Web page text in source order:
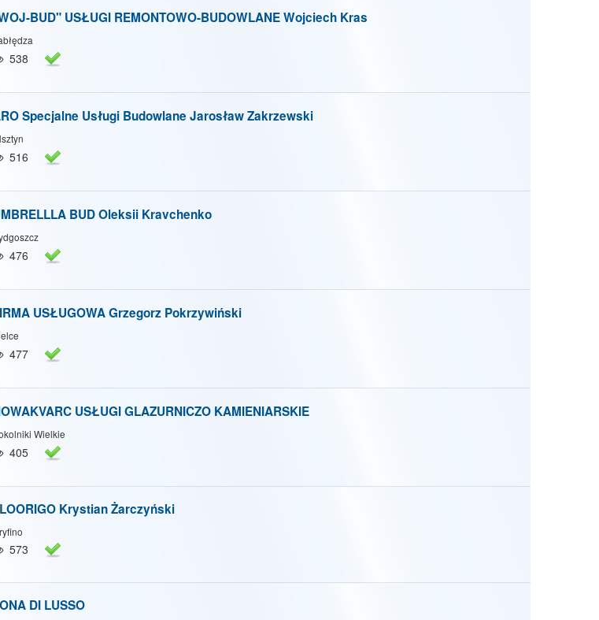
BUD" USŁUGI REMONTOWO-BUDOWLANE Wojciech Kras
538
Specjalne Usługi Budowlane Jarosław Zakrzewski
516
BUD Oleksii Kravchenko
476
USŁUGOWA Grzegorz Pokrzywiński
477
USŁUGI GLAZURNICZO KAMIENIARSKIE
Wielkie
405
Krystian Żarczyński
573
DI LUSSO